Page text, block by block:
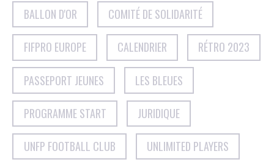
BALLON D'OR COMITÉ DE SOLIDARITÉ
FIFPRO EUROPE CALENDRIER RÉTRO 2023
PASSEPORT JEUNES LES BLEUES
PROGRAMME START JURIDIQUE
UNFP FOOTBALL CLUB UNLIMITED PLAYERS